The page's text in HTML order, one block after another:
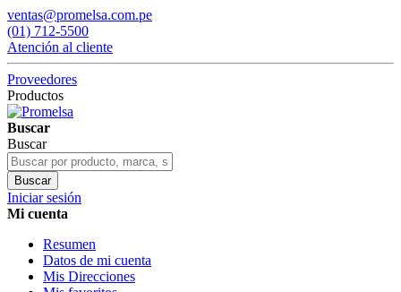
ventas@promelsa.com.pe
(01) 712-5500
Atención al cliente
Proveedores
Productos
Buscar
Buscar
Buscar
Iniciar sesión
Mi cuenta
Resumen
Datos de mi cuenta
Mis Direcciones